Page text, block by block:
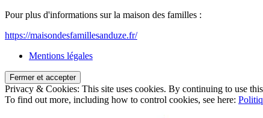
Pour plus d'informations sur la maison des familles :
https://maisondesfamillesanduze.fr/
Mentions légales
Privacy & Cookies: This site uses cookies. By continuing to use
To find out more, including how to control cookies, see here: